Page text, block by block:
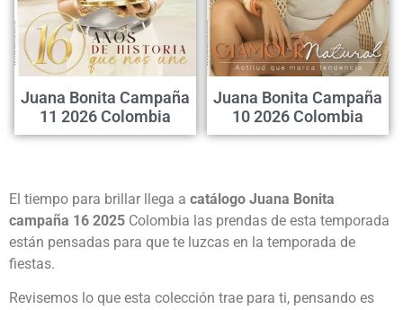
Juana Bonita Campaña
11 2026 Colombia
Juana Bonita Campaña
10 2026 Colombia
El tiempo para brillar llega a catálogo Juana Bonita
campaña 16 2025 Colombia las prendas de esta temporada
están pensadas para que te luzcas en la temporada de
fiestas.
Revisemos lo que esta colección trae para ti, pensando es